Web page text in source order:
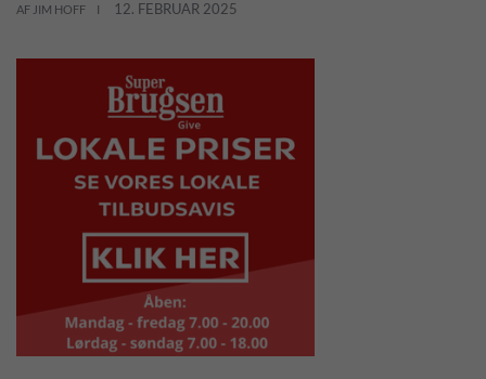
AF JIM HOFF 12. FEBRUAR 2025